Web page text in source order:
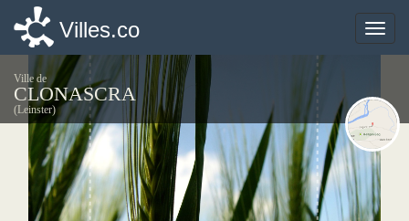
Toggle
Villes.co
Ville de
CLONASCRA
(Leinster)
Toggle
Villes.co